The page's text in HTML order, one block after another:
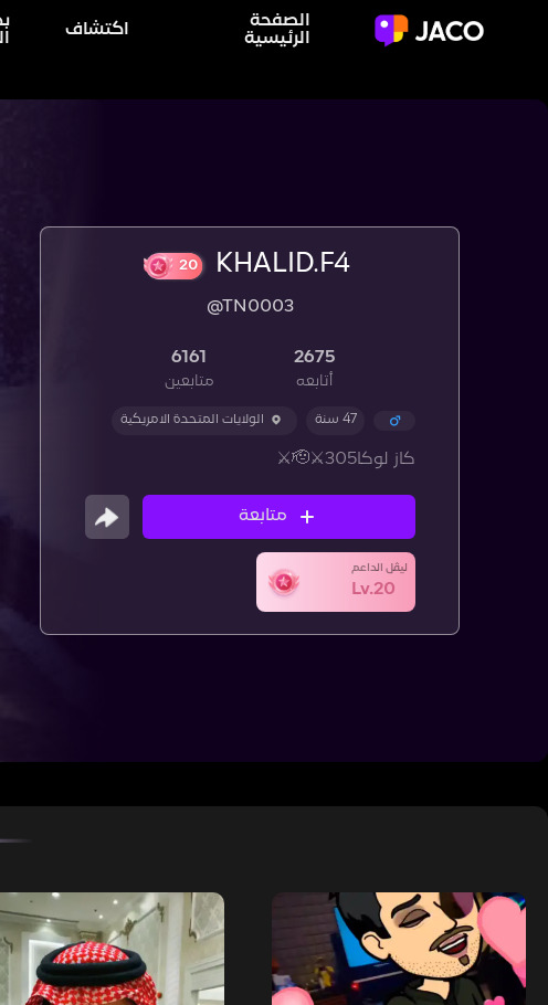
الصفحة
الرئيسية
اكتشاف
KHALID.F4
@TN0003
2675
أتابعه
6161
متابعين
47 سنة الولايات المتحدة الامريكية
كاز لوكا305⚔️🫡⚔️
متابعة
ليڤل الداعم
Lv.20